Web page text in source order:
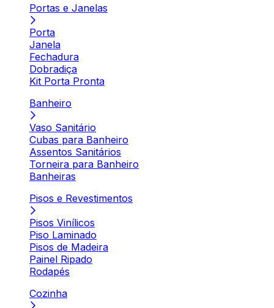
Portas e Janelas
Porta
Janela
Fechadura
Dobradiça
Kit Porta Pronta
Banheiro
Vaso Sanitário
Cubas para Banheiro
Assentos Sanitários
Torneira para Banheiro
Banheiras
Pisos e Revestimentos
Pisos Vinílicos
Piso Laminado
Pisos de Madeira
Painel Ripado
Rodapés
Cozinha